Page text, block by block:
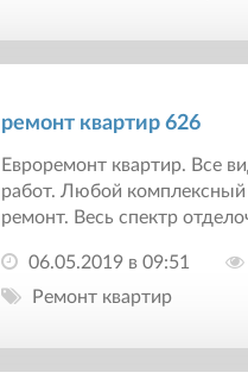
ремонт квартир 626
Евроремонт квартир. Все
работ. Любой
ремонт. Весь спектр
06.05.2019 в 09:51
Ремонт квартир